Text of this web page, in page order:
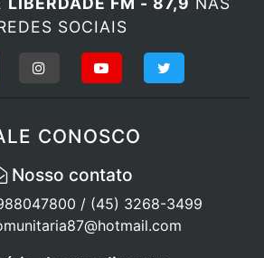
Nosso contato
/ (45) 3268-3499
de atendimento